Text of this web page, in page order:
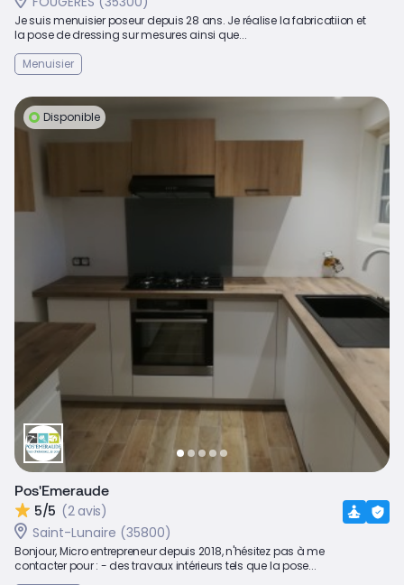
Je suis menuisier poseur depuis 28 ans. Je réalise la fabricatiion et
la pose de dressing sur mesures ainsi que...
Menuisier
Disponible
Pos'Emeraude
5/5 (2 avis)
Saint-Lunaire (35800)
Bonjour, Micro entrepreneur depuis 2018, n'hésitez pas à me
contacter pour : - des travaux intérieurs tels que la pose...